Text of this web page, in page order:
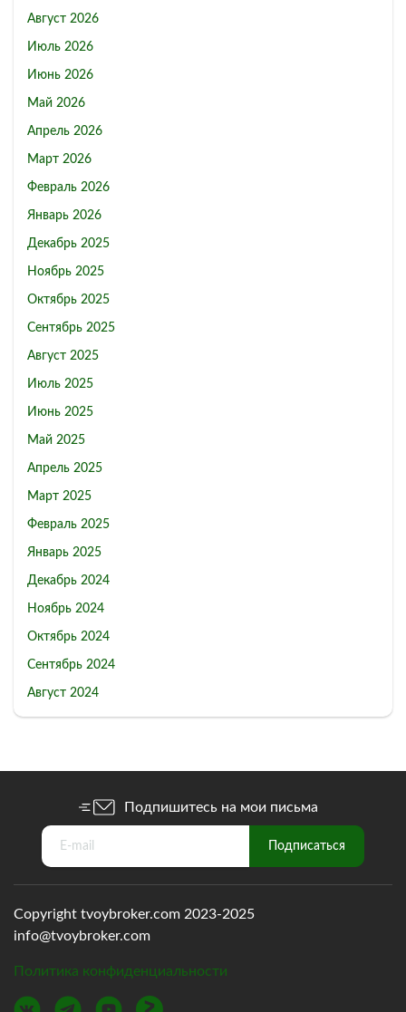
Август 2026
Июль 2026
Июнь 2026
Май 2026
Апрель 2026
Март 2026
Февраль 2026
Январь 2026
Декабрь 2025
Ноябрь 2025
Октябрь 2025
Сентябрь 2025
Август 2025
Июль 2025
Июнь 2025
Май 2025
Апрель 2025
Март 2025
Февраль 2025
Январь 2025
Декабрь 2024
Ноябрь 2024
Октябрь 2024
Сентябрь 2024
Август 2024
Подпишитесь на мои письма
Copyright tvoybroker.com 2023-2025
info@tvoybroker.com
Политика конфиденциальности